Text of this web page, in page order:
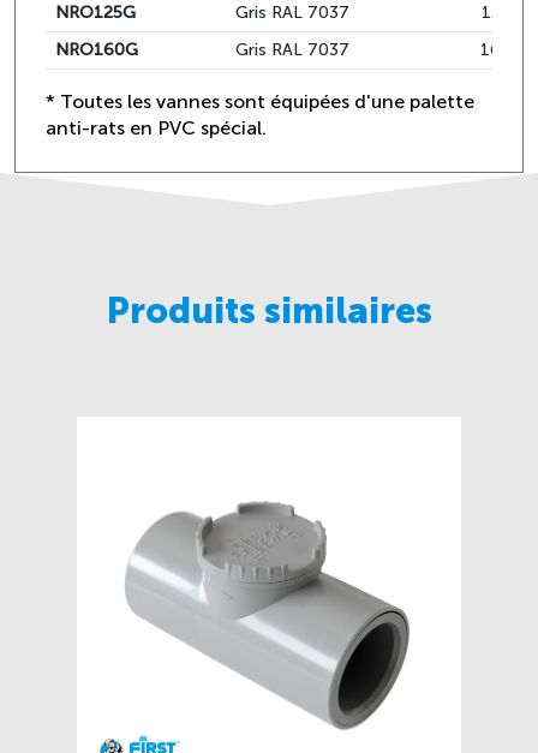
NRO125G
Gris RAL 7037
125
NRO160G
Gris RAL 7037 160
* Toutes les vannes sont équipées d'une palette
anti-rats en PVC spécial.
Produits similaires